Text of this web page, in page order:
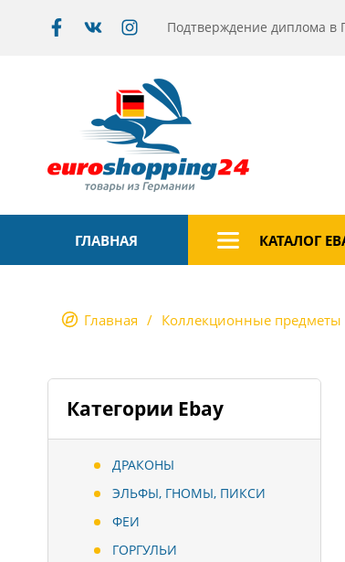
Подтверждение диплома в
ГЛАВНАЯ КАТАЛОГ
Главная Коллекционные предметы
Категории Ebay
ДРАКОНЫ
ЭЛЬФЫ, ГНОМЫ, ПИКСИ
ФЕИ
ГОРГУЛЬИ